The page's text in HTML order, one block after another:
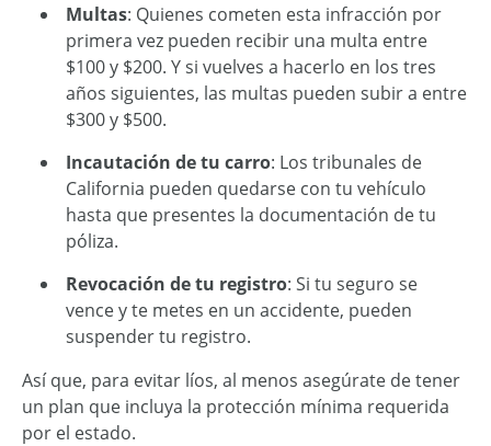
Multas: Quienes cometen esta infracción por
primera vez pueden recibir una multa entre
$100 y $200. Y si vuelves a hacerlo en los tres
años siguientes, las multas pueden subir a entre
$300 y $500.
Incautación de tu carro: Los tribunales de
California pueden quedarse con tu vehículo
hasta que presentes la documentación de tu
póliza.
Revocación de tu registro: Si tu seguro se
vence y te metes en un accidente, pueden
suspender tu registro.
Así que, para evitar líos, al menos asegúrate de tener
un plan que incluya la protección mínima requerida
por el estado.